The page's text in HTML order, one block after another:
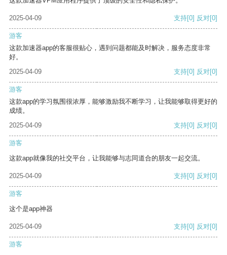
2025-04-09 支持[0] 反对[0]
游客
这款加速器app的客服很贴心，遇到问题都能及时解决，服务态度非常
好。
2025-04-09
支持[0] 反对[0]
游客
这款app的学习氛围很浓厚，能够激励我不断学习，让我能够取得更好的
成绩。
2025-04-09
支持[0] 反对[0]
游客
这款app就像我的社交平台，让我能够与志同道合的朋友一起交流。
2025-04-09 支持[0] 反对[0]
游客
这个是app神器
2025-04-09 支持[0] 反对[0]
游客